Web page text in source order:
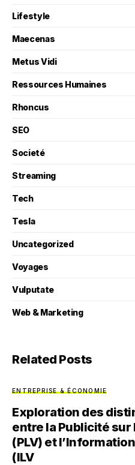
Lifestyle
Maecenas
Metus Vidi
Ressources Humaines
Rhoncus
SEO
Societé
Streaming
Tech
Tesla
Uncategorized
Voyages
Vulputate
Web & Marketing
Related Posts
ENTREPRISE & ÉCONOMIE
Exploration des
entre la Publicité sur
(PLV) et
(ILV